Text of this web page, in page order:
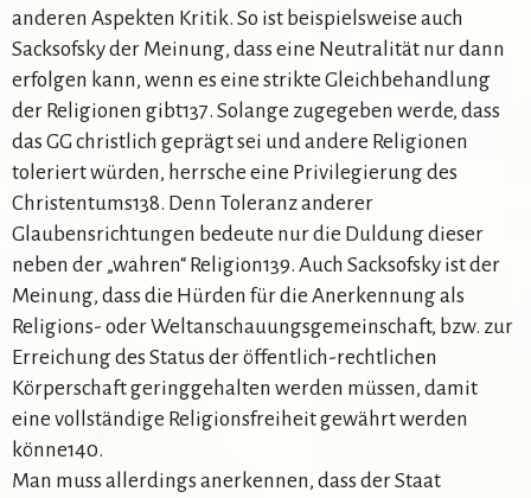
anderen Aspekten Kritik. So ist beispielsweise auch
Sacksofsky der Meinung, dass eine Neutralität nur dann
erfolgen kann, wenn es eine strikte Gleichbehandlung
der Religionen gibt137. Solange zugegeben werde, dass
das GG christlich geprägt sei und andere Religionen
toleriert würden, herrsche eine Privilegierung des
Christentums138. Denn Toleranz anderer
Glaubensrichtungen bedeute nur die Duldung dieser
neben der „wahren“ Religion139. Auch Sacksofsky ist der
Meinung, dass die Hürden für die Anerkennung als
Religions- oder Weltanschauungsgemeinschaft, bzw. zur
Erreichung des Status der öffentlich-rechtlichen
Körperschaft geringgehalten werden müssen, damit
eine vollständige Religionsfreiheit gewährt werden
könne140.
Man muss allerdings anerkennen, dass der Staat